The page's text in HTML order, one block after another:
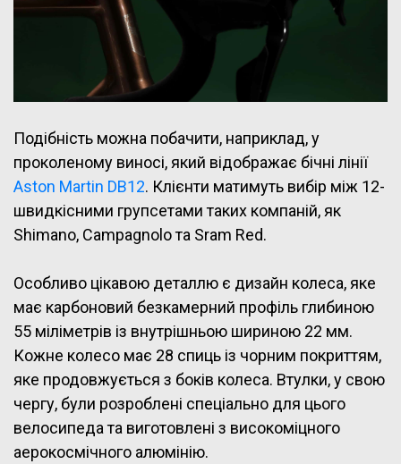
Подібність можна побачити, наприклад, у
проколеному виносі, який відображає бічні лінії
Aston Martin DB12. Клієнти матимуть вибір між 12-
швидкісними групсетами таких компаній, як
Shimano, Campagnolo та Sram Red.
Особливо цікавою деталлю є дизайн колеса, яке
має карбоновий безкамерний профіль глибиною
55 міліметрів із внутрішньою шириною 22 мм.
Кожне колесо має 28 спиць із чорним покриттям,
яке продовжується з боків колеса. Втулки, у свою
чергу, були розроблені спеціально для цього
велосипеда та виготовлені з високоміцного
аерокосмічного алюмінію.